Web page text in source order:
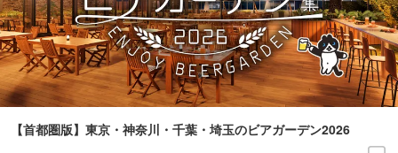
【首都圏版】東京・神奈川・千葉・埼玉のビアガーデン2026